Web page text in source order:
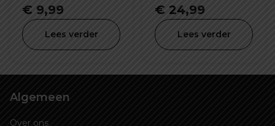
26X2.2/2.5 inch SV-
48mm
€ 9,99
Lees verder
€ 24,99
Lees verder
Algemeen
Over ons